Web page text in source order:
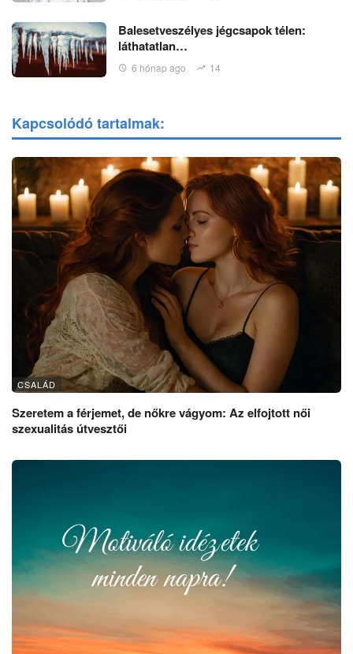
Balesetveszélyes jégcsapok télen:
láthatatlan…
6 hónap ago 14
Kapcsolódó tartalmak:
CSALÁD
Szeretem a férjemet, de nőkre vágyom: Az elfojtott női
szexualitás útvesztői